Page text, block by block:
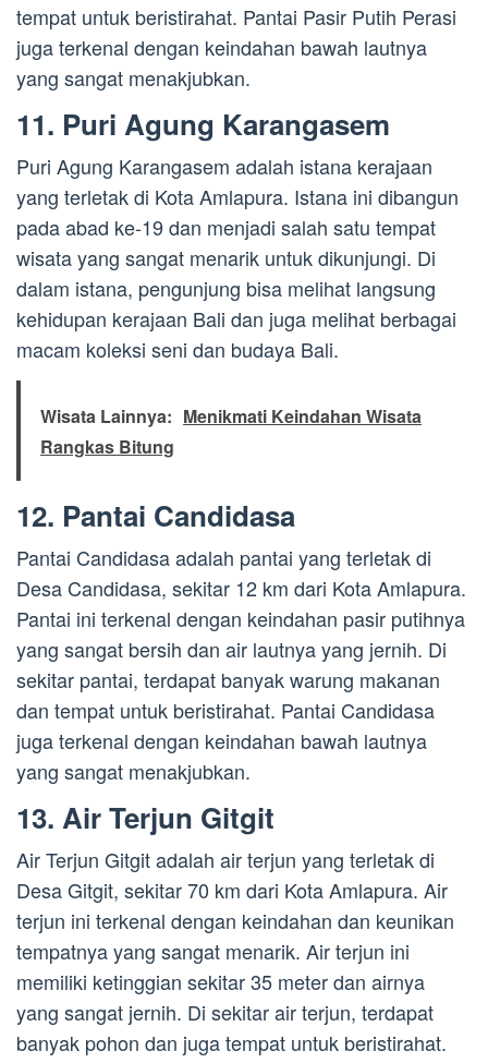
tempat untuk beristirahat. Pantai Pasir Putih Perasi
juga terkenal dengan keindahan bawah lautnya
yang sangat menakjubkan.
11. Puri Agung Karangasem
Puri Agung Karangasem adalah istana kerajaan
yang terletak di Kota Amlapura. Istana ini dibangun
pada abad ke-19 dan menjadi salah satu tempat
wisata yang sangat menarik untuk dikunjungi. Di
dalam istana, pengunjung bisa melihat langsung
kehidupan kerajaan Bali dan juga melihat berbagai
macam koleksi seni dan budaya Bali.
Wisata Lainnya: Menikmati Keindahan Wisata
Rangkas Bitung
12. Pantai Candidasa
Pantai Candidasa adalah pantai yang terletak di
Desa Candidasa, sekitar 12 km dari Kota Amlapura.
Pantai ini terkenal dengan keindahan pasir putihnya
yang sangat bersih dan air lautnya yang jernih. Di
sekitar pantai, terdapat banyak warung makanan
dan tempat untuk beristirahat. Pantai Candidasa
juga terkenal dengan keindahan bawah lautnya
yang sangat menakjubkan.
13. Air Terjun Gitgit
Air Terjun Gitgit adalah air terjun yang terletak di
Desa Gitgit, sekitar 70 km dari Kota Amlapura. Air
terjun ini terkenal dengan keindahan dan keunikan
tempatnya yang sangat menarik. Air terjun ini
memiliki ketinggian sekitar 35 meter dan airnya
yang sangat jernih. Di sekitar air terjun, terdapat
banyak pohon dan juga tempat untuk beristirahat.